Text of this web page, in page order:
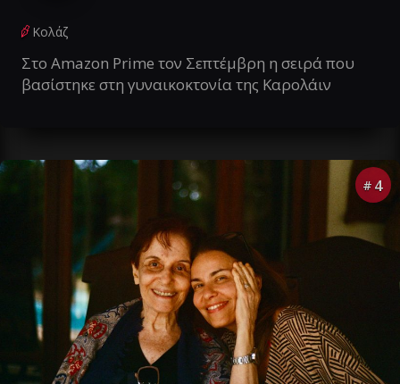
Κολάζ
Στο Amazon Prime τον Σεπτέμβρη η σειρά που
βασίστηκε στη γυναικοκτονία της Καρολάιν
# 4